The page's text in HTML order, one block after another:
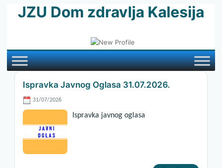
JZU Dom zdravlja Kalesija
Ispravka Javnog Oglasa 31.07.2026.
31/07/2026
Ispravka javnog oglasa